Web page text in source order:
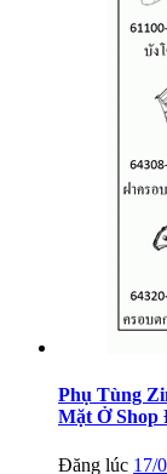
Phụ Tùng
Mặt Ở Shop
Đăng lúc 17/